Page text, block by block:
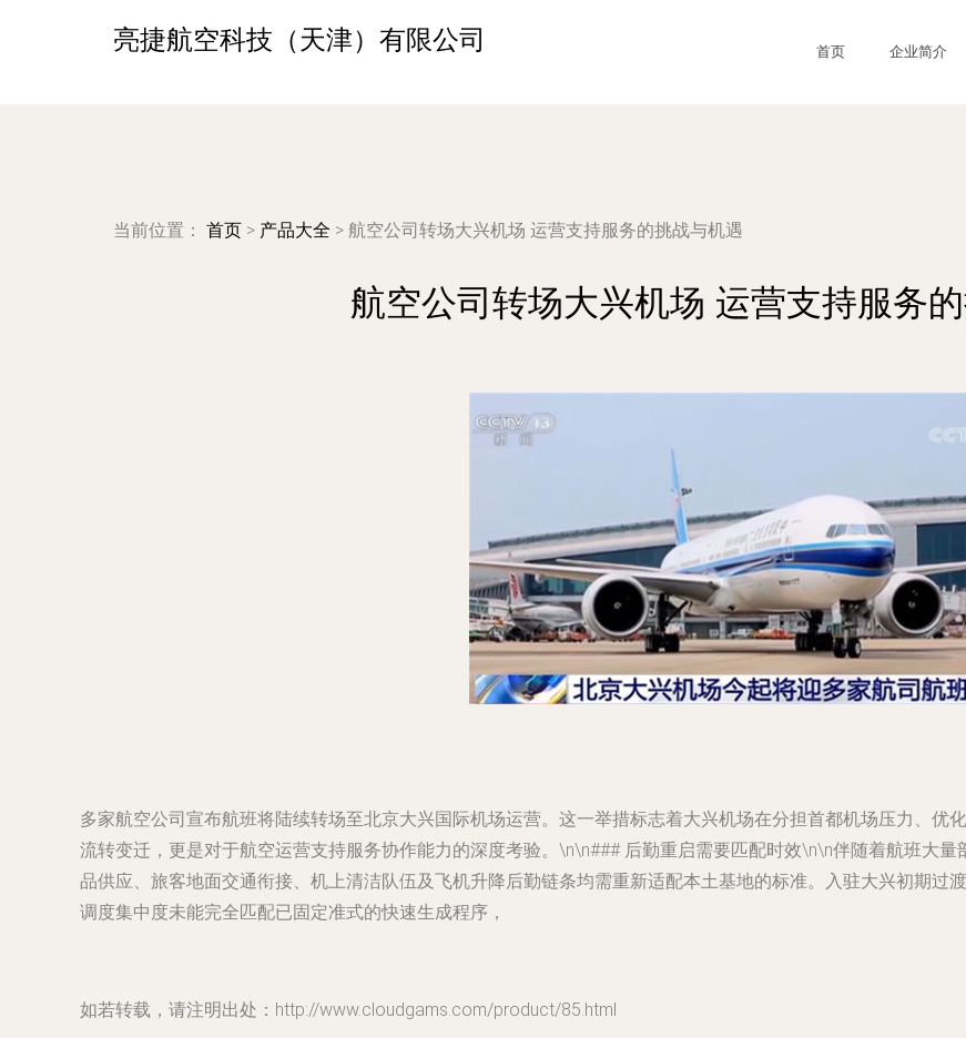
亮捷航空科技（天津）有限公司 首页 企业简介
当前位置： 首页 > 产品大全 > 航空公司转场大兴机场 运营支持服务的挑战与机遇
航空公司转场大兴机场 运营支持服务
多家航空公司宣布航班将陆续转场至北京大兴国际机场运营。这一举措标志着大兴机场在分担首都机场压力、优
流转变迁，更是对于航空运营支持服务协作能力的深度考验。\n\n### 后勤重启需要匹配时效\n\n伴随着航班大
品供应、旅客地面交通衔接、机上清洁队伍及飞机升降后勤链条均需重新适配本土基地的标准。入驻大兴初期过
调度集中度未能完全匹配已固定准式的快速生成程序，
如若转载，请注明出处：http://www.cloudgams.com/product/85.html